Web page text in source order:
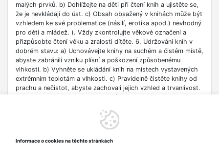
malých prvků. b) Dohlížejte na děti při čtení knih a ujistěte se,
že je nevkládají do úst. c) Obsah obsažený v knihách může být
vzhledem ke své problematice (násilí, erotika apod.) nevhodný
pro děti a mládež. ). Vždy zkontrolujte věkové označení a
přizpůsobte čtení věku a zralosti dítěte. 6. Udržování knih v
dobrém stavu: a) Uchovávejte knihy na suchém a čistém místě,
abyste zabránili vzniku plísní a poškození způsobenému
vlhkostí. b) Vyhněte se ukládání knih na místech vystavených
extrémním teplotám a vlhkosti. c) Pravidelně čistěte knihy od
prachu a nečistot, abyste zachovali jejich vzhled a trvanlivost.
vzdělávací nebo profesní účely. b) Věnujte pozornost datu
vydání, protože znalosti v některých oblastech se rychle
zdrojů uvedených v knize buďte opatrní a dodržujte pravidla
Informace o cookies na těchto stránkách